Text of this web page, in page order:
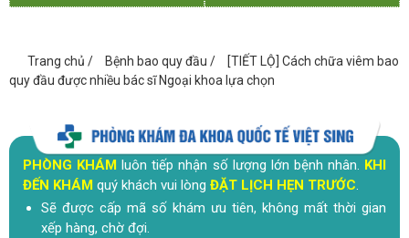
Trang chủ / Bệnh bao quy đầu /
[TIẾT LỘ] Cách chữa viêm bao
quy đầu được nhiều bác sĩ Ngoại khoa lựa chọn
PHÒNG KHÁM luôn tiếp nhận số lượng lớn bệnh nhân. KHI
ĐẾN KHÁM quý khách vui lòng ĐẶT LỊCH HẸN TRƯỚC.
Sẽ được cấp mã số khám ưu tiên, không mất thời gian
xếp hàng, chờ đợi.